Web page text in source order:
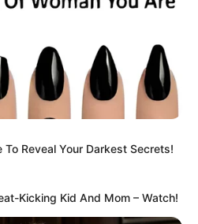
dan pertahun 11,9 ribu-190,6
rupiah.
masih berusia 3 tahun.
dua bersaudara.
To Reveal Your Darkest Secrets!
Kicking Kid And Mom – Watch!